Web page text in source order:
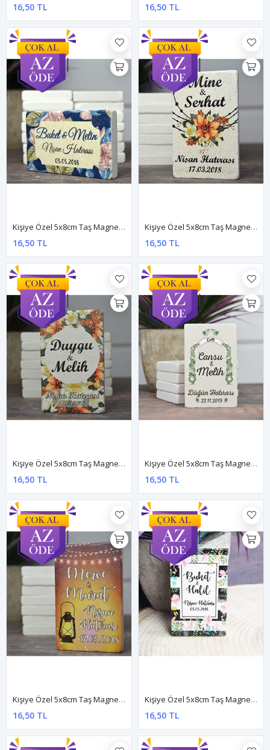
16,50 TL 16,50 TL
Kişiye Özel 5x8cm Taş Magnet - Dnts022
16,50 TL
Kişiye Özel 5x8cm Taş Magnet - Dnts027
16,50 TL
Kişiye Özel 5x8cm Taş Magnet - Dnts028
16,50 TL
Kişiye Özel 5x8cm Taş Magnet - Dnts030
16,50 TL
Kişiye Özel 5x8cm Taş Magnet - Dnts033
16,50 TL
Kişiye Özel 5x8cm Taş Magnet - Dnts035
16,50 TL